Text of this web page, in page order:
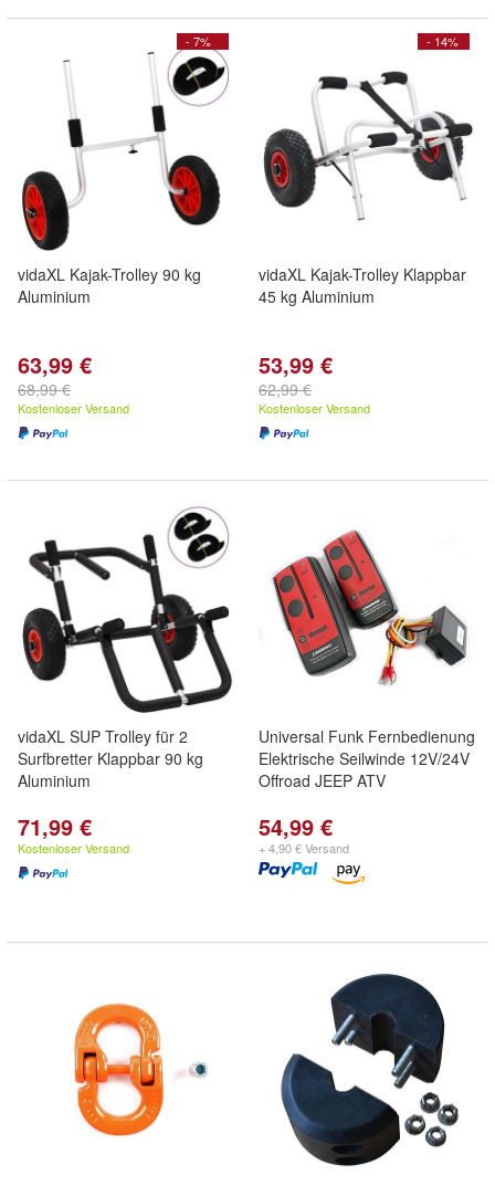
- 7%
vidaXL Kajak-Trolley 90 kg
Aluminium
63,99 €
68,99 €
Kostenloser Versand
- 14%
vidaXL Kajak-Trolley Klappbar
45 kg Aluminium
53,99 €
62,99 €
Kostenloser Versand
vidaXL SUP Trolley für 2
Surfbretter Klappbar 90 kg
Aluminium
71,99 €
Kostenloser Versand
Universal Funk Fernbedienung
Elektrische Seilwinde 12V/24V
Offroad JEEP ATV
54,99 €
+ 4,90 € Versand